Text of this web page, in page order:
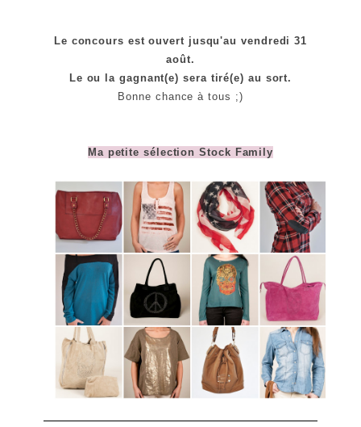
Le concours est ouvert jusqu'au vendredi 31
août.
Le ou la gagnant(e) sera tiré(e) au sort.
Bonne chance à tous ;)
Ma petite sélection Stock Family